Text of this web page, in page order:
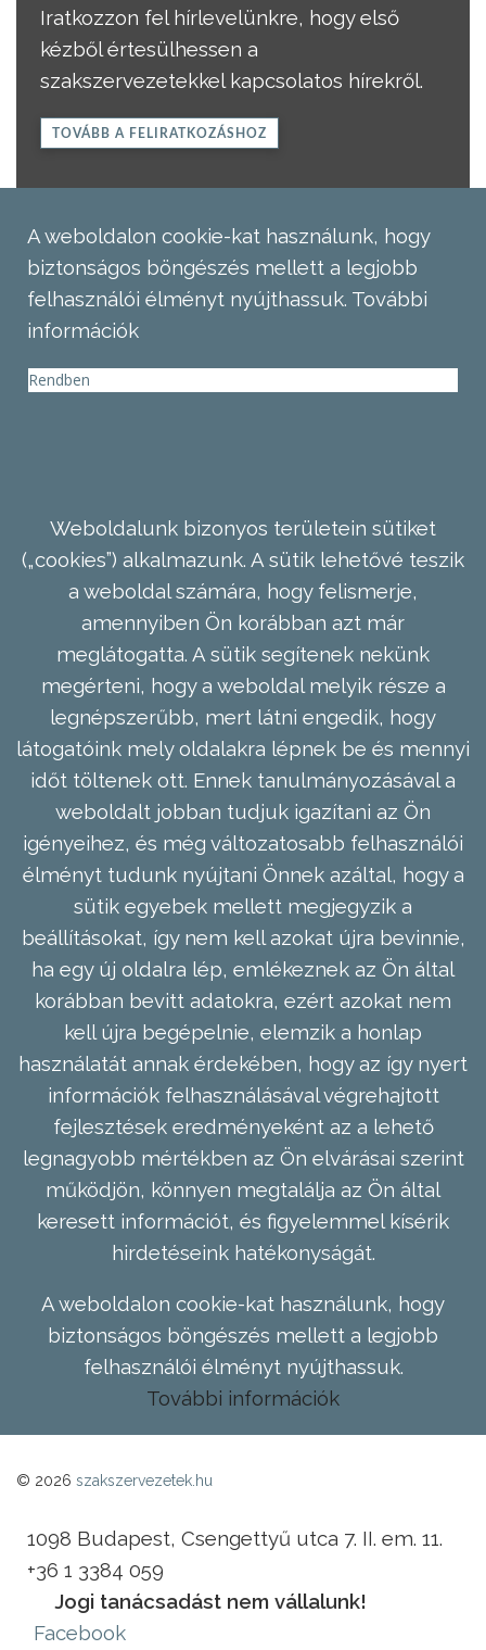
Iratkozzon fel hírlevelünkre, hogy első
kézből értesülhessen a
szakszervezetekkel kapcsolatos hírekről.
TOVÁBB A FELIRATKOZÁSHOZ
A weboldalon cookie-kat használunk, hogy
biztonságos böngészés mellett a legjobb
felhasználói élményt nyújthassuk. További
információk
Rendben
Weboldalunk bizonyos területein sütiket
(„cookies”) alkalmazunk. A sütik lehetővé teszik
a weboldal számára, hogy felismerje,
amennyiben Ön korábban azt már
meglátogatta. A sütik segítenek nekünk
megérteni, hogy a weboldal melyik része a
legnépszerűbb, mert látni engedik, hogy
látogatóink mely oldalakra lépnek be és mennyi
időt töltenek ott. Ennek tanulmányozásával a
weboldalt jobban tudjuk igazítani az Ön
igényeihez, és még változatosabb felhasználói
élményt tudunk nyújtani Önnek azáltal, hogy a
sütik egyebek mellett megjegyzik a
beállításokat, így nem kell azokat újra bevinnie,
ha egy új oldalra lép, emlékeznek az Ön által
korábban bevitt adatokra, ezért azokat nem
kell újra begépelnie, elemzik a honlap
használatát annak érdekében, hogy az így nyert
információk felhasználásával végrehajtott
fejlesztések eredményeként az a lehető
legnagyobb mértékben az Ön elvárásai szerint
működjön, könnyen megtalálja az Ön által
keresett információt, és figyelemmel kísérik
hirdetéseink hatékonyságát.
A weboldalon cookie-kat használunk, hogy
biztonságos böngészés mellett a legjobb
felhasználói élményt nyújthassuk.
További információk
© 2026 szakszervezetek.hu
1098 Budapest, Csengettyű utca 7. II. em. 11.
+36 1 3384 059
Jogi tanácsadást nem vállalunk!
Facebook